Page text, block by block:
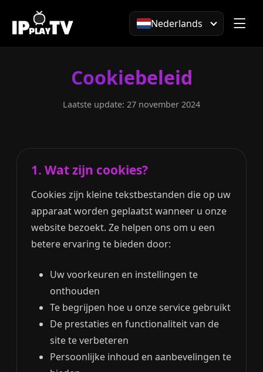
Nederlands
Cookiebeleid
Laatste update: 27 november 2024
1. Wat zijn cookies?
Cookies zijn kleine tekstbestanden die op uw
apparaat worden geplaatst wanneer u onze
website bezoekt. Ze helpen ons om u een
betere ervaring te bieden door:
Uw voorkeuren en instellingen te
onthouden
Te begrijpen hoe u onze service gebruikt
De prestaties en functionaliteit van de
site te verbeteren
Persoonlijke inhoud en aanbevelingen te